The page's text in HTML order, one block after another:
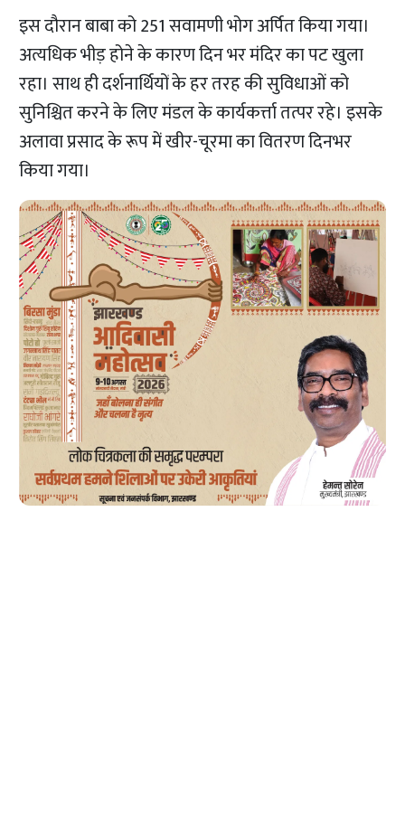
इस दौरान बाबा को 251 सवामणी भोग अर्पित किया गया।
अत्यधिक भीड़ होने के कारण दिन भर मंदिर का पट खुला
रहा। साथ ही दर्शनार्थियों के हर तरह की सुविधाओं को
सुनिश्चित करने के लिए मंडल के कार्यकर्त्ता तत्पर रहे। इसके
अलावा प्रसाद के रूप में खीर-चूरमा का वितरण दिनभर
किया गया।